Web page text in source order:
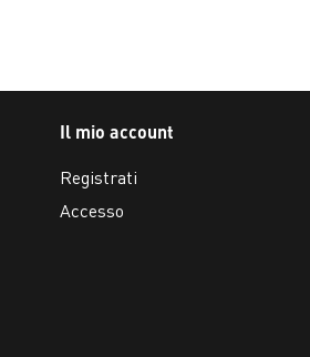
Il mio account
Registrati
Accesso